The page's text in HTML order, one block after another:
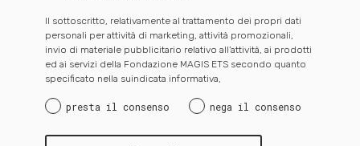
Il sottoscritto, relativamente al trattamento dei propri dati
personali per attività di marketing, attività promozionali,
invio di materiale pubblicitario relativo all’attività, ai prodotti
ed ai servizi della Fondazione MAGIS ETS secondo quanto
specificato nella suindicata informativa,
presta il consenso nega il consenso